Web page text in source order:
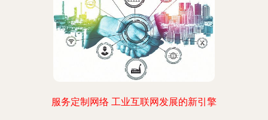
服务定制网络 工业互联网发展的新引擎